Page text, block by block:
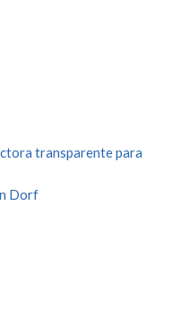
transparente para
Dorf